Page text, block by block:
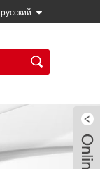
русский